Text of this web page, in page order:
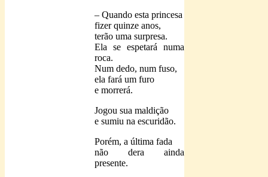
– Quando esta princesa
fizer quinze anos,
terão uma surpresa.
Ela se espetará numa
roca.
Num dedo, num fuso,
ela fará um furo
e morrerá.
Jogou sua maldição
e sumiu na escuridão.
Porém, a última fada
não dera ainda
presente.